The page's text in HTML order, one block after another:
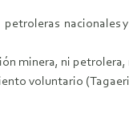
petroleras
minera, ni
voluntario